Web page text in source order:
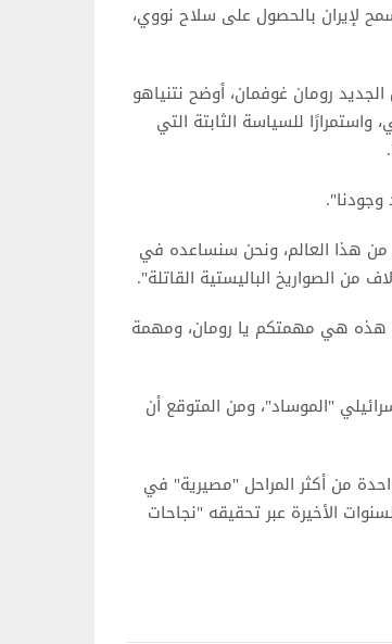
تسمح لإيران بالحصول على سلاح نووي،
رومان غوفمان، أوضح نتنياهو
للسياسة الثابتة التي
من هذا العالم، ونحن سنساعده في
من الصواريخ الباليستية القاتلة".
هي مهمتكم يا رومان، ومهمة
"الموساد"، ومن المتوقع أن
من أكثر المراحل "مصيرية" في
الأخيرة عبر تحقيقه "نجاحات